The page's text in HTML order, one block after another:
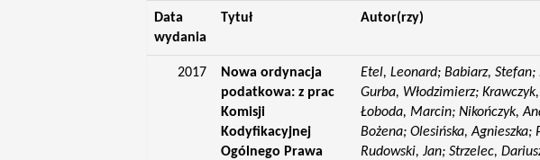
Data
wydania
Tytuł Autor(rzy)
2017
Nowa ordynacja
podatkowa: z prac
Komisji
Kodyfikacyjnej
Ogólnego Prawa
Etel, Leonard; Babiarz,
Gurba, Włodzimierz;
Łoboda, Marcin; Nikończyk,
Bożena; Olesińska, Agnieszka;
Rudowski, Jan; Strzelec,